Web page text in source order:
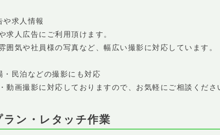
や求人情報
求人広告にご利用頂けます。
囲気や社員様の写真など、幅広い撮影に対応しています。
・民泊などの撮影にも対応
動画撮影に対応しておりますので、お気軽にご相談くださ
ン・レタッチ作業